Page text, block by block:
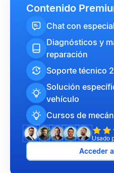
Contenido
Chat con
Diagnósticos y
reparación
Soporte técnico
Solución
vehículo
Cursos de
Usado
Acceder